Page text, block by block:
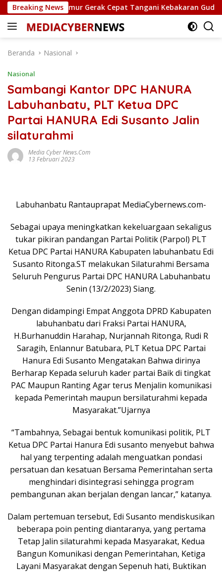
Langsung
ke
konten
Breaking News
Bintan Timur Gerak Cepat Tangani Kebakaran Gudang
Beranda Nasional
Nasional
Sambangi Kantor DPC HANURA
Labuhanbatu, PLT Ketua DPC
Partai HANURA Edi Susanto Jalin
silaturahmi
Media Cyber News.Com
13 Februari 2023
Labuhanbatu Rantauprapat MediaCybernews.com-
Sebagai upaya meningkatkan kekeluargaan sekaligus
tukar pikiran pandangan Partai Politik (Parpol) PLT
Ketua DPC Partai HANURA Kabupaten labuhanbatu Edi
Susanto Ritonga.ST melakukan Silaturahmi Bersama
Seluruh Pengurus Partai DPC HANURA Labuhanbatu
Senin (13/2/2023) Siang.
Dengan didampingi Empat Anggota DPRD Kabupaten
labuhanbatu dari Fraksi Partai HANURA,
H.Burhanuddin Harahap, Nurjannah Ritonga, Rudi R
Saragih, Enlannur Batubara, PLT Ketua DPC Partai
Hanura Edi Susanto Mengatakan Bahwa dirinya
Berharap Kepada seluruh kader partai Baik di tingkat
PAC Maupun Ranting Agar terus Menjalin komunikasi
kepada Pemerintah maupun bersilaturahmi kepada
Masyarakat.”Ujarnya
“Tambahnya, Sebagai bentuk komunikasi politik, PLT
Ketua DPC Partai Hanura Edi susanto menyebut bahwa
hal yang terpenting adalah menguatkan pondasi
persatuan dan kesatuan Bersama Pemerintahan serta
menghindari disintegrasi sehingga program
pembangunan akan berjalan dengan lancar,” katanya.
Dalam pertemuan tersebut, Edi Susanto mendiskusikan
beberapa poin penting diantaranya, yang pertama
Tetap Jalin silaturahmi kepada Masyarakat, Kedua
Bangun Komunikasi dengan Pemerintahan, Ketiga
Layani Masyarakat dengan Sepenuh hati, Buktikan